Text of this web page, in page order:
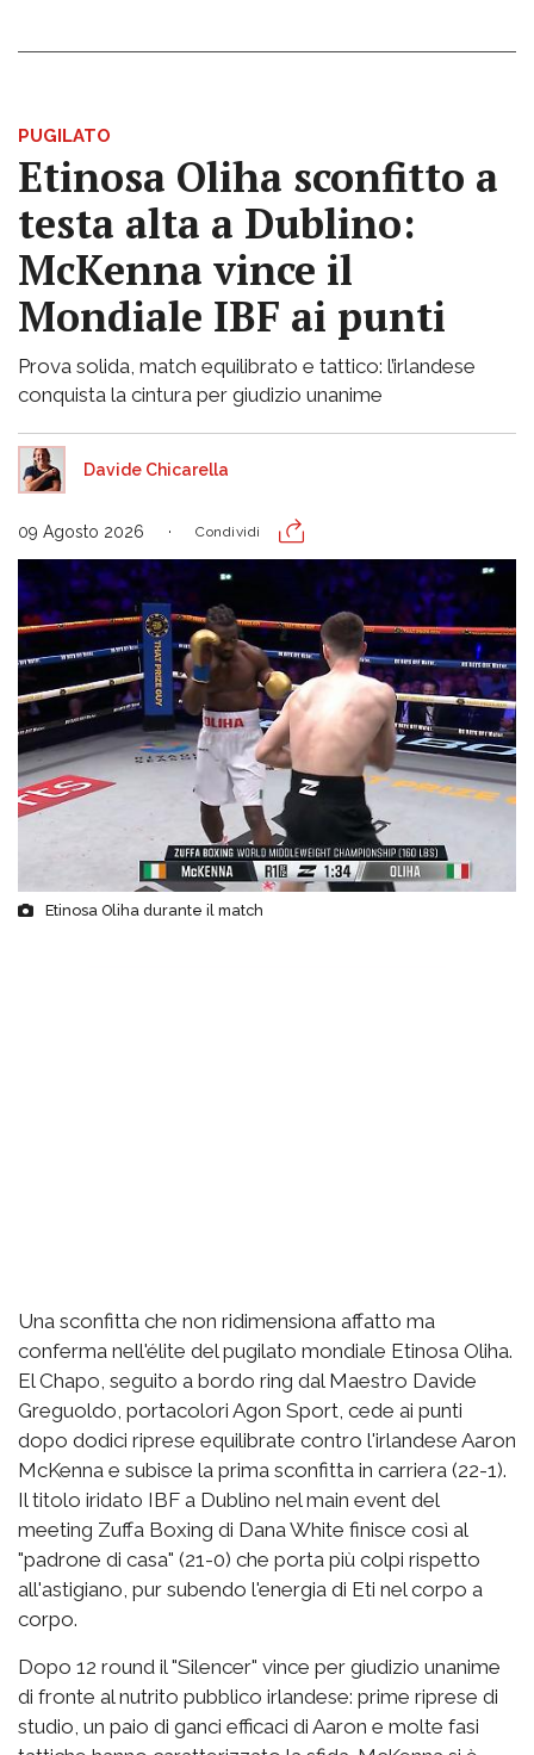
PUGILATO
Etinosa Oliha sconfitto a
testa alta a Dublino:
McKenna vince il
Mondiale IBF ai punti
Prova solida, match equilibrato e tattico: l’irlandese
conquista la cintura per giudizio unanime
Davide Chicarella
09 Agosto 2026 Condividi
Etinosa Oliha durante il match
Una sconfitta che non ridimensiona affatto ma
conferma nell'élite del pugilato mondiale Etinosa Oliha.
El Chapo, seguito a bordo ring dal Maestro Davide
Greguoldo, portacolori Agon Sport, cede ai punti
dopo dodici riprese equilibrate contro l'irlandese Aaron
McKenna e subisce la prima sconfitta in carriera (22-1).
Il titolo iridato IBF a Dublino nel main event del
meeting Zuffa Boxing di Dana White finisce così al
"padrone di casa" (21-0) che porta più colpi rispetto
all'astigiano, pur subendo l'energia di Eti nel corpo a
corpo.
Dopo 12 round il "Silencer" vince per giudizio unanime
di fronte al nutrito pubblico irlandese: prime riprese di
studio, un paio di ganci efficaci di Aaron e molte fasi